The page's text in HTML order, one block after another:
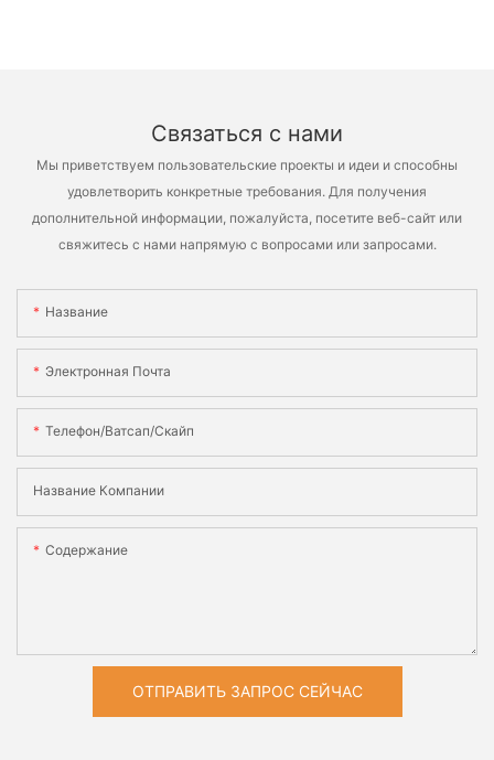
Связаться с нами
Мы приветствуем пользовательские проекты и идеи и способны
удовлетворить конкретные требования. Для получения
дополнительной информации, пожалуйста, посетите веб-сайт или
свяжитесь с нами напрямую с вопросами или запросами.
Название
Электронная Почта
Телефон/ватсап/скайп
Название Компании
Содержание
ОТПРАВИТЬ ЗАПРОС СЕЙЧАС